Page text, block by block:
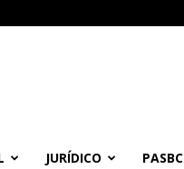
JURÍDICO PASBC